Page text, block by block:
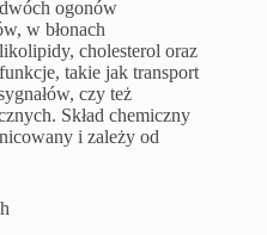
ogonów
w błonach
cholesterol oraz
takie jak transport
czy też
Skład chemiczny
i zależy od